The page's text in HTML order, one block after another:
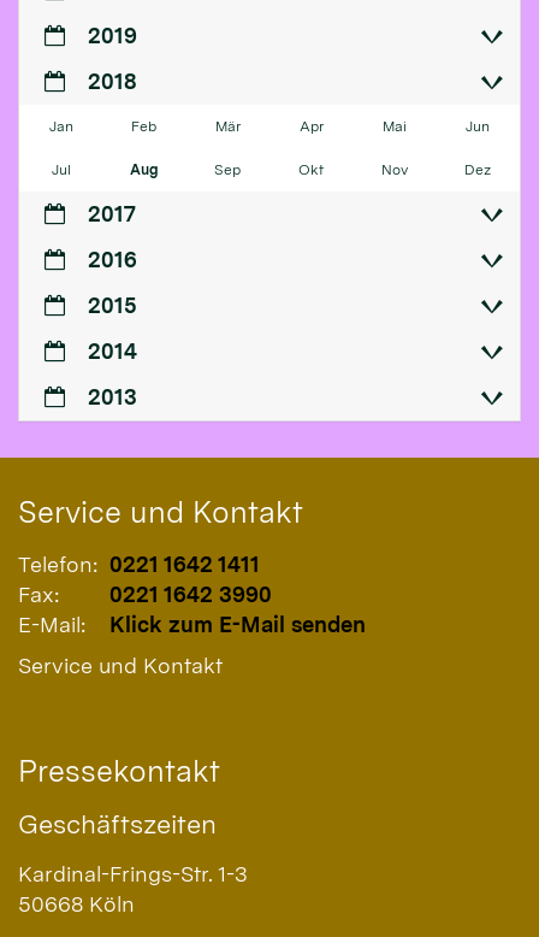
2019
2018
Jan Feb Mär Apr Mai Jun
Jul Aug Sep Okt Nov Dez
2017
2016
2015
2014
2013
Service und Kontakt
Telefon: 0221 1642 1411
Fax:
0221 1642 3990
E-Mail:
Klick zum E-Mail senden
Service und Kontakt
Pressekontakt
Geschäftszeiten
Kardinal-Frings-Str. 1-3
50668 Köln